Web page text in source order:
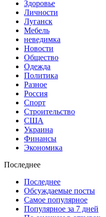
Здоровье
Личности
Луганск
Мебель
неведимка
Новости
Общество
Одежда
Политика
Разное
Россия
Спорт
Строительство
США
Украина
Финансы
Экономика
Последнее
Последнее
Обсуждаемые посты
Самое популярное
Популярное за 7 дней